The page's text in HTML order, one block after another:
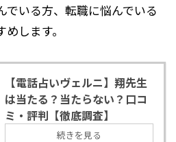
でいる方、転職に悩んでいる
します。
【電話占いヴェルニ】翔先生
は当たる？当たらない？口コ
ミ・評判【徹底調査】
続きを見る